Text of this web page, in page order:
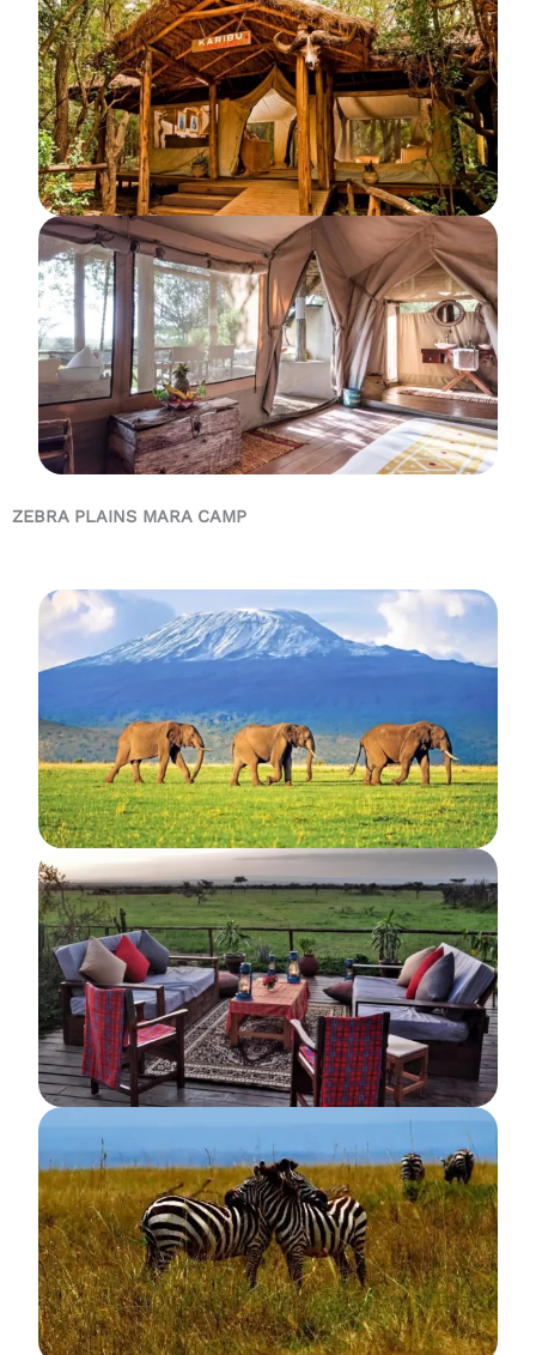
ZEBRA PLAINS MARA CAMP